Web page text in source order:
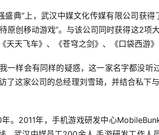
盛典”上，武汉中媒文化传媒有限公司获
原创移动游戏”。与该公司同时获得这2
天天飞车》、《苍穹之剑》、《口袋西游》
一样会有同样的疑惑，这一家名字都没
了这家公司的总经理刘雪琦，并结合私下
。2011年，手机游戏研发中心